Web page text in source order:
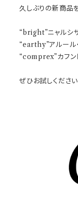
久しぶりの新商品
“bright”ニャルシ
“earthy”アルール
“comprex”カフン
ぜひお試しください